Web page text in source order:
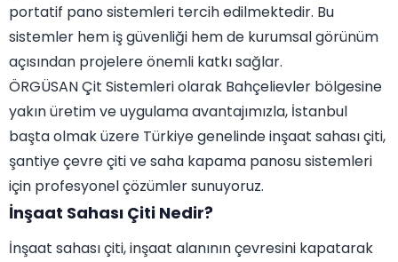
portatif pano sistemleri tercih edilmektedir. Bu
sistemler hem iş güvenliği hem de kurumsal görünüm
açısından projelere önemli katkı sağlar.
ÖRGÜSAN Çit Sistemleri olarak Bahçelievler bölgesine
yakın üretim ve uygulama avantajımızla, İstanbul
başta olmak üzere Türkiye genelinde inşaat sahası çiti,
şantiye çevre çiti ve saha kapama panosu sistemleri
için profesyonel çözümler sunuyoruz.
İnşaat Sahası Çiti Nedir?
İnşaat sahası çiti, inşaat alanının çevresini kapatarak